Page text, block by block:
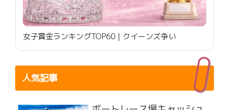
女子賞金ランキングTOP60｜クイーンズ争い
人気記事